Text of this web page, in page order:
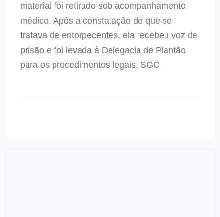
material foi retirado sob acompanhamento
médico. Após a constatação de que se
tratava de entorpecentes, ela recebeu voz de
prisão e foi levada à Delegacia de Plantão
para os procedimentos legais. SGC